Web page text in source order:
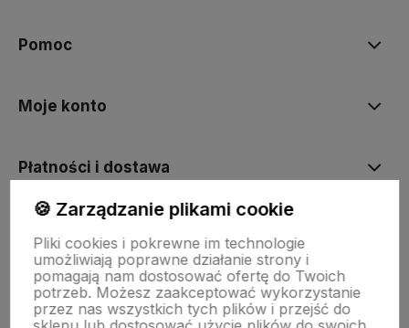
Pomoc
Moje konto
Płatności i dostawa
O nas
🍪 Zarządzanie plikami cookie
Pliki cookies i pokrewne im technologie
umożliwiają poprawne działanie strony i
pomagają nam dostosować ofertę do Twoich
potrzeb. Możesz zaakceptować wykorzystanie
przez nas wszystkich tych plików i przejść do